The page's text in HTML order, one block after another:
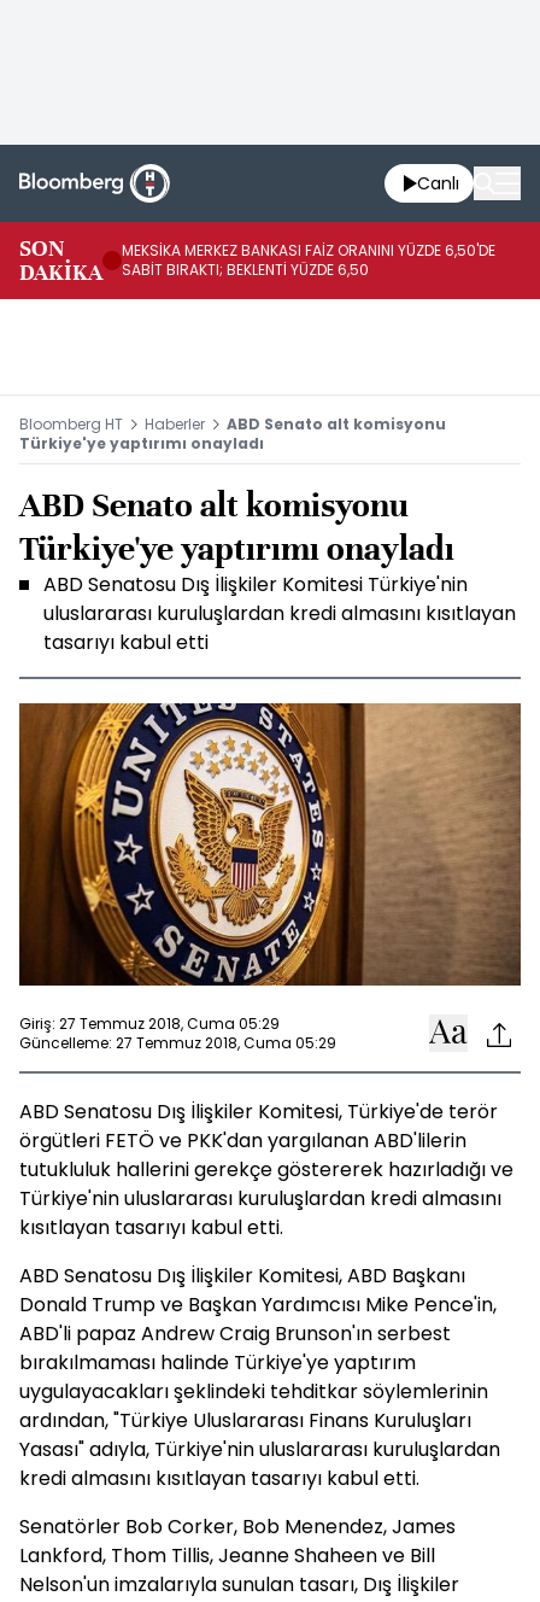
Canlı
SON
DAKİKA
MEKSİKA MERKEZ BANKASI FAİZ ORANINI YÜZDE 6,50'DE
SABİT BIRAKTI; BEKLENTİ YÜZDE 6,50
Bloomberg HT Haberler
ABD Senato alt komisyonu
Türkiye'ye yaptırımı onayladı
ABD Senato alt komisyonu
Türkiye'ye yaptırımı onayladı
ABD Senatosu Dış İlişkiler Komitesi Türkiye'nin
uluslararası kuruluşlardan kredi almasını kısıtlayan
tasarıyı kabul etti
Giriş: 27 Temmuz 2018, Cuma 05:29
Güncelleme: 27 Temmuz 2018, Cuma 05:29
ABD Senatosu Dış İlişkiler Komitesi, Türkiye'de terör
örgütleri FETÖ ve PKK'dan yargılanan ABD'lilerin
tutukluluk hallerini gerekçe göstererek hazırladığı ve
Türkiye'nin uluslararası kuruluşlardan kredi almasını
kısıtlayan tasarıyı kabul etti.
ABD Senatosu Dış İlişkiler Komitesi, ABD Başkanı
Donald Trump ve Başkan Yardımcısı Mike Pence'in,
ABD'li papaz Andrew Craig Brunson'ın serbest
bırakılmaması halinde Türkiye'ye yaptırım
uygulayacakları şeklindeki tehditkar söylemlerinin
ardından, "Türkiye Uluslararası Finans Kuruluşları
Yasası" adıyla, Türkiye'nin uluslararası kuruluşlardan
kredi almasını kısıtlayan tasarıyı kabul etti.
Senatörler Bob Corker, Bob Menendez, James
Lankford, Thom Tillis, Jeanne Shaheen ve Bill
Nelson'un imzalarıyla sunulan tasarı, Dış İlişkiler